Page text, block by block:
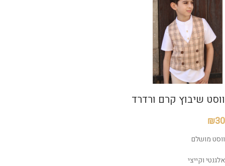
ווסט שיבוץ קרם ורדרד
₪30
ווסט מושלם
אלגנטי וקייצי